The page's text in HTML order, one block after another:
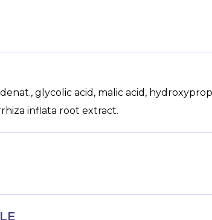
glycolic acid, malic acid,
inflata root extract.